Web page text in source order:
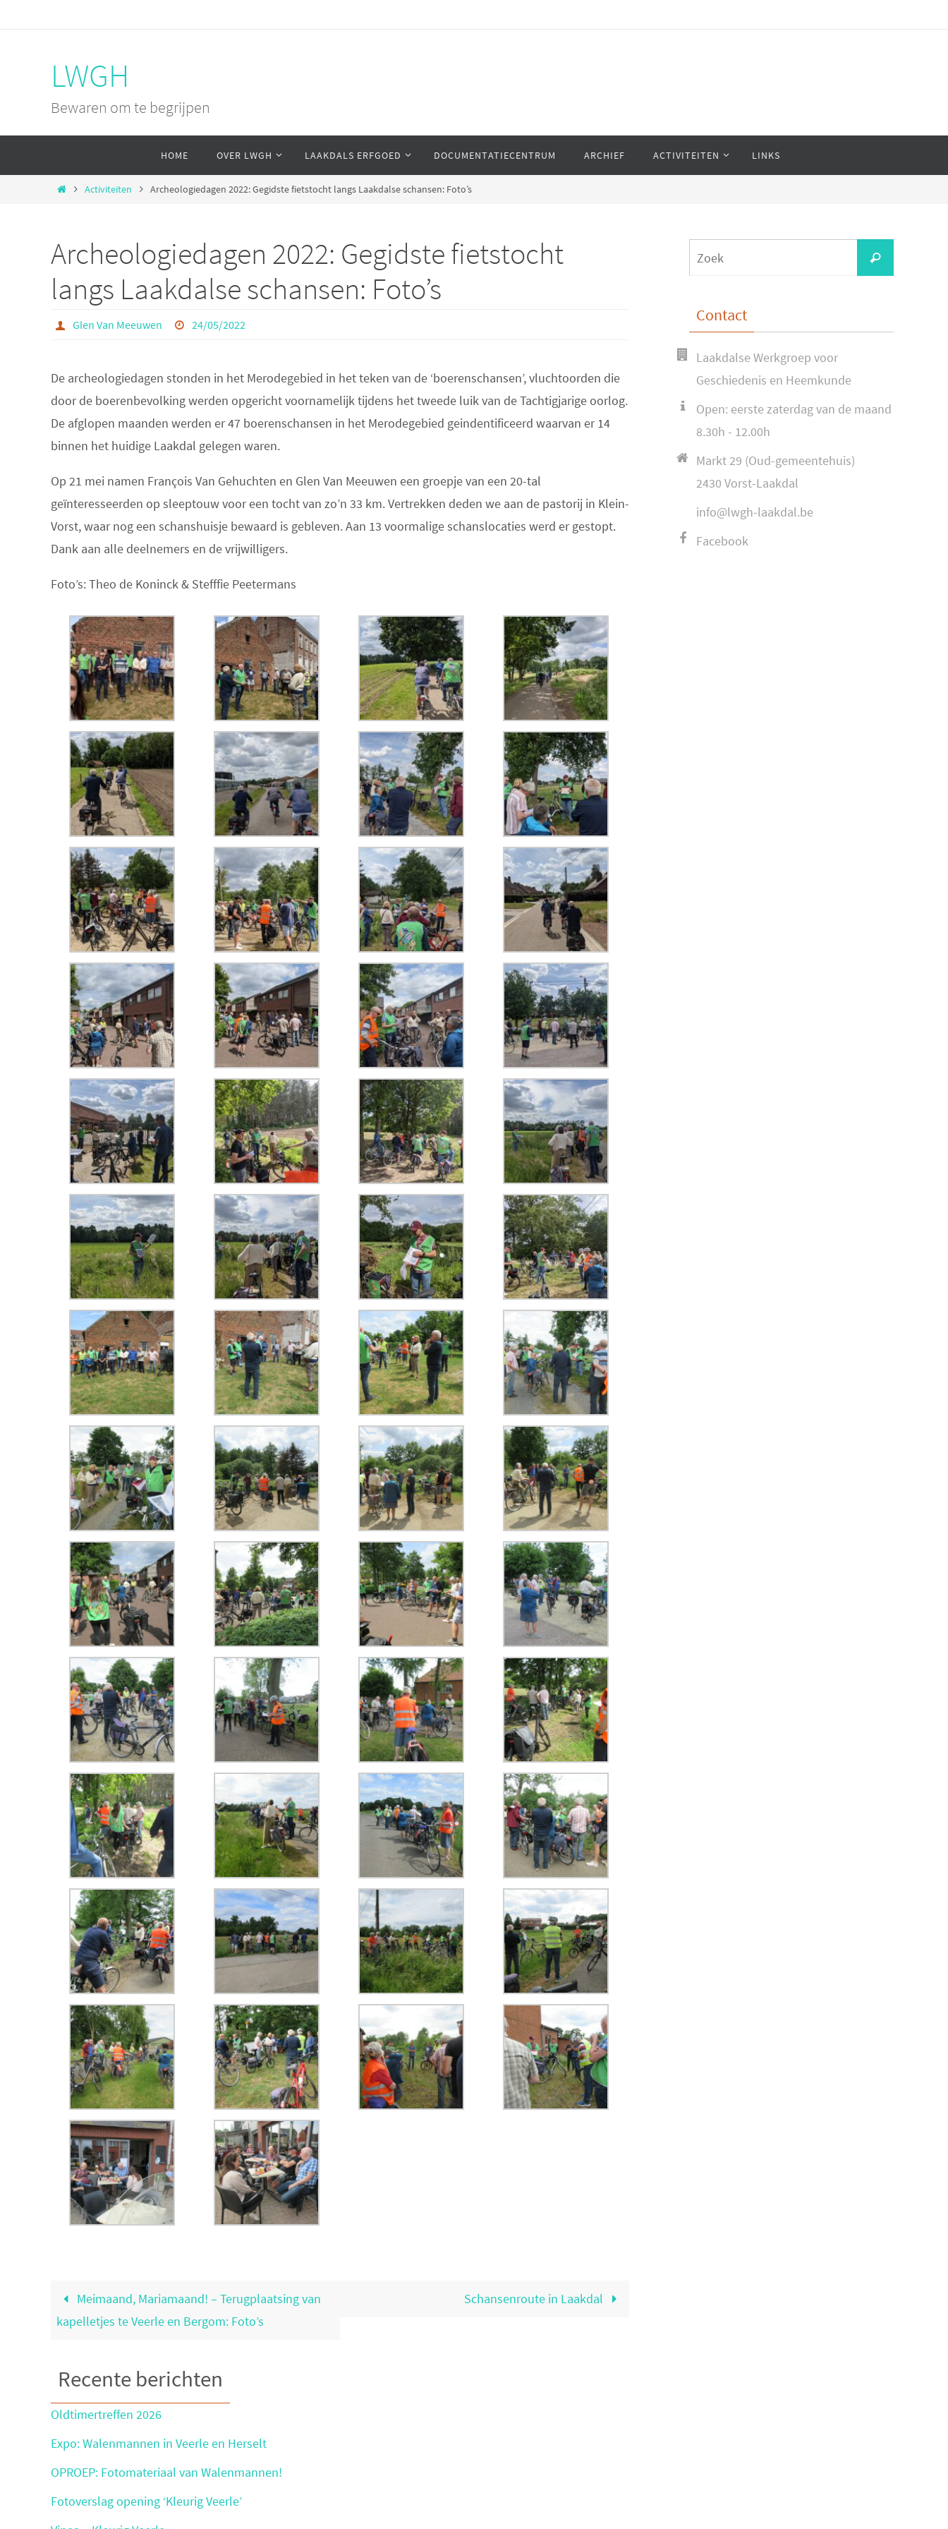
LWGH
Bewaren om te begrijpen
de
HOME OVER LWGH LAAKDALS ERFGOED DOCUMENTATIECENTRUM ARCHIEF ACTIVITEITEN LINKS
HomeActiviteiten Archeologiedagen 2022: Gegidste fietstocht langs Laakdalse schansen: Foto’s
Archeologiedagen 2022: Gegidste fietstocht
langs Laakdalse schansen: Foto’s
Glen Van Meeuwen 24/05/2022
De archeologiedagen stonden in het Merodegebied in het teken van de ‘boerenschansen’, vluchtoorden die
door de boerenbevolking werden opgericht voornamelijk tijdens het tweede luik van de Tachtigjarige oorlog.
De afglopen maanden werden er 47 boerenschansen in het Merodegebied geindentificeerd waarvan er 14
binnen het huidige Laakdal gelegen waren.
Op 21 mei namen François Van Gehuchten en Glen Van Meeuwen een groepje van een 20-tal
geïnteresseerden op sleeptouw voor een tocht van zo’n 33 km. Vertrekken deden we aan de pastorij in Klein-
Vorst, waar nog een schanshuisje bewaard is gebleven. Aan 13 voormalige schanslocaties werd er gestopt.
Dank aan alle deelnemers en de vrijwilligers.
Foto’s: Theo de Koninck & Stefffie Peetermans
Meimaand, Mariamaand! – Terugplaatsing van
kapelletjes te Veerle en Bergom: Foto’s
Schansenroute in Laakdal
Recente berichten
Oldtimertreffen 2026
Expo: Walenmannen in Veerle en Herselt
OPROEP: Fotomateriaal van Walenmannen!
Fotoverslag opening ‘Kleurig Veerle’
naar:
Zoek
Contact
Laakdalse Werkgroep voor
Geschiedenis en Heemkunde
Open: eerste zaterdag van de maand
8.30h - 12.00h
Markt 29 (Oud-gemeentehuis)
2430 Vorst-Laakdal
info@lwgh-laakdal.be
Facebook